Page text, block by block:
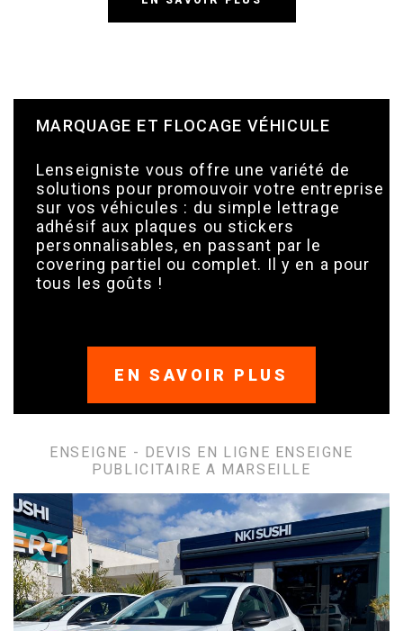
MARQUAGE ET FLOCAGE VÉHICULE
Lenseigniste vous offre une variété de
solutions pour promouvoir votre entreprise
sur vos véhicules : du simple lettrage
adhésif aux plaques ou stickers
personnalisables, en passant par le
covering partiel ou complet. Il y en a pour
tous les goûts !
EN SAVOIR PLUS
ENSEIGNE - DEVIS EN LIGNE ENSEIGNE
PUBLICITAIRE A MARSEILLE